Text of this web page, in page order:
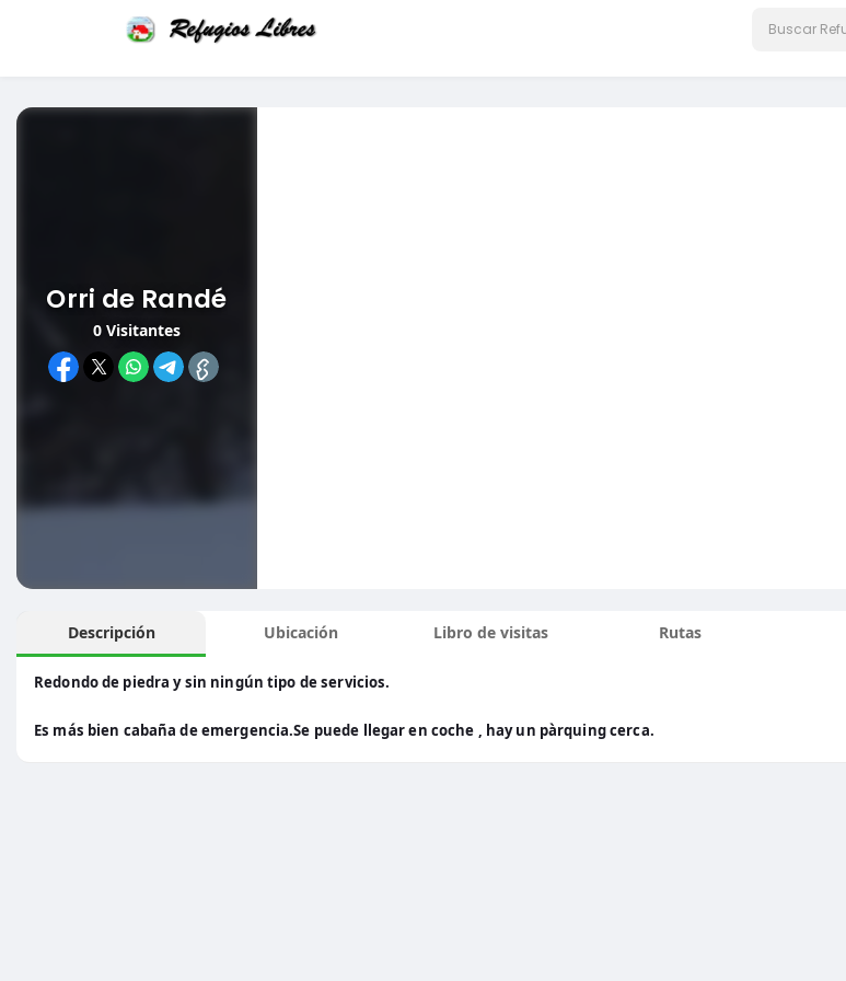
Orri de Randé
0 Visitantes
Descripción
Redondo de piedra y sin ningún tipo de servicios.
Es más bien cabaña de emergencia.Se puede llegar en coche , hay un pàrquing cerca.
Ubicación Libro de visitas Rutas